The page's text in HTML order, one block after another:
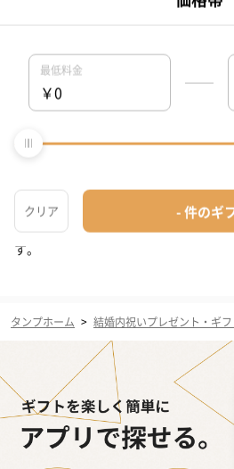
最適なギフトが見つかるwebサイトならで
（7ページ目）女性に贈る結
「ギフト」に出会えるネット通販サイ
こだわりのラッピングで、最短で即日
す。
タンプホーム > 結婚内祝いプレゼント・ギフ